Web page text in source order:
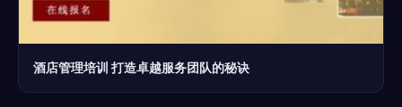
酒店管理培训 打造卓越服务团队的秘诀